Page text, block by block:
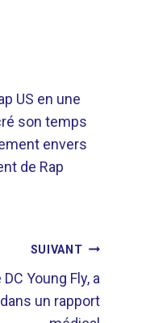
US en une
son temps
envers
de Rap
SUIVANT
Young Fly, a
un rapport